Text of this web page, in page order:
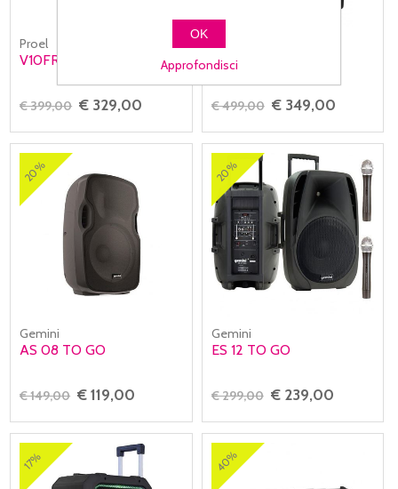
Proel
V10FREE
€ 399,00 € 329,00
V12FREE
€ 499,00 € 349,00
20%
Gemini
AS 08 TO GO
€ 149,00 € 119,00
20%
Gemini
ES 12 TO GO
€ 299,00 € 239,00
17% 40%
OK
Approfondisci